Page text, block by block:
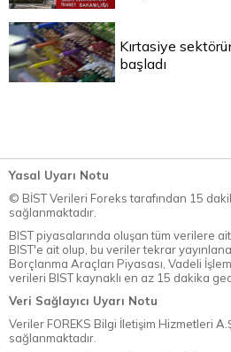
Kırtasiye
başladı
Yasal Uyarı Notu
© BİST Verileri Foreks tarafından 15
sağlanmaktadır.
BIST piyasalarında oluşan tüm verilere
BIST'e ait olup, bu veriler tekrar
Borçlanma Araçları Piyasası, Vadeli
verileri BIST kaynaklı en az 15 dakika
Veri Sağlayıcı Uyarı Notu
Veriler FOREKS Bilgi İletişim Hizmetleri
sağlanmaktadır.